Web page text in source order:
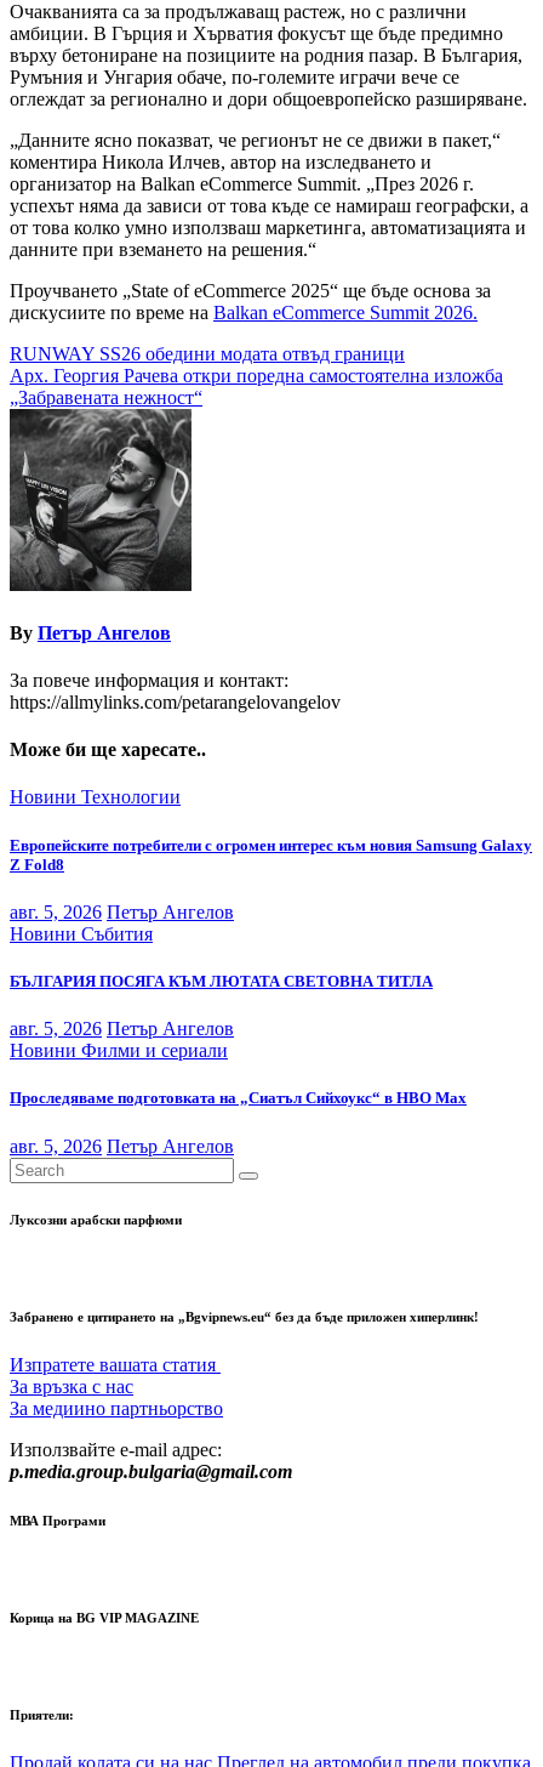
Очакванията са за продължаващ растеж, но с различни
амбиции. В Гърция и Хърватия фокусът ще бъде предимно
върху бетониране на позициите на родния пазар. В България,
Румъния и Унгария обаче, по-големите играчи вече се
оглеждат за регионално и дори общоевропейско разширяване.
„Данните ясно показват, че регионът не се движи в пакет,“
коментира Никола Илчев, автор на изследването и
организатор на Balkan eCommerce Summit. „През 2026 г.
успехът няма да зависи от това къде се намираш географски, а
от това колко умно използваш маркетинга, автоматизацията и
данните при вземането на решения.“
Проучването „State of eCommerce 2025“ ще бъде основа за
дискусиите по време на Balkan eCommerce Summit 2026.
Навигация
RUNWAY SS26 обедини модата отвъд граници
Арх. Георгия Рачева откри поредна самостоятелна изложба
„Забравената нежност“
By Петър Ангелов
За повече информация и контакт:
https://allmylinks.com/petarangelovangelov
Може би ще харесате..
Новини Технологии
Европейските потребители с огромен интерес към новия Samsung Galaxy
Z Fold8
авг. 5, 2026 Петър Ангелов
Новини Събития
БЪЛГАРИЯ ПОСЯГА КЪМ ЛЮТАТА СВЕТОВНА ТИТЛА
авг. 5, 2026 Петър Ангелов
Новини Филми и сериали
Проследяваме подготовката на „Сиатъл Сийхоукс“ в HBO Max
авг. 5, 2026 Петър Ангелов
Луксозни арабски парфюми
Забранено е цитирането на „Bgvipnews.eu“ без да бъде приложен хиперлинк!
Изпратете вашата статия
За връзка с нас
За медиино партньорство
Използвайте e-mail адрес:
p.media.group.bulgaria@gmail.com
МВА Програми
Корица на BG VIP MAGAZINE
Приятели: